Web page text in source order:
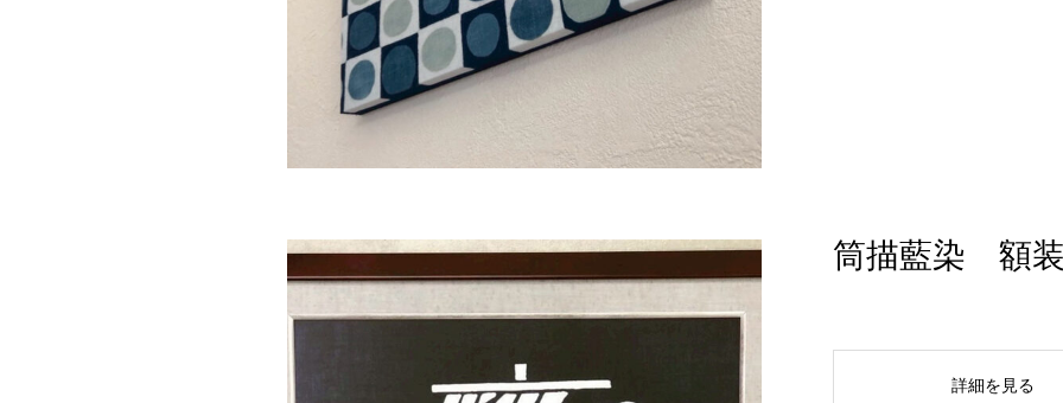
筒描藍染 額
詳細を見る